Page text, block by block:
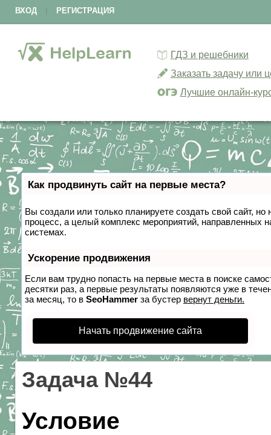
ВХОД РЕГИСТРАЦИЯ
ГДЗ и решебники
Заказать задачу или
Лучшие онлайн-
Как продвинуть сайт на первые места?
Вы создали или только планируете создать свой сайт,
процесс, а целый комплекс мероприятий, направленных
системах.
Ускорение продвижения
Если вам трудно попасть на первые места в поиске
десятки раз, а первые результаты появляются уже в
за месяц, то в SeoHammer за бустер вернут деньги.
Начать продвижение сайта
Задача №44
Условие